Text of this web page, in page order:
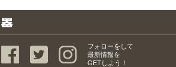
フォローをして
最新情報を
GETしよう！